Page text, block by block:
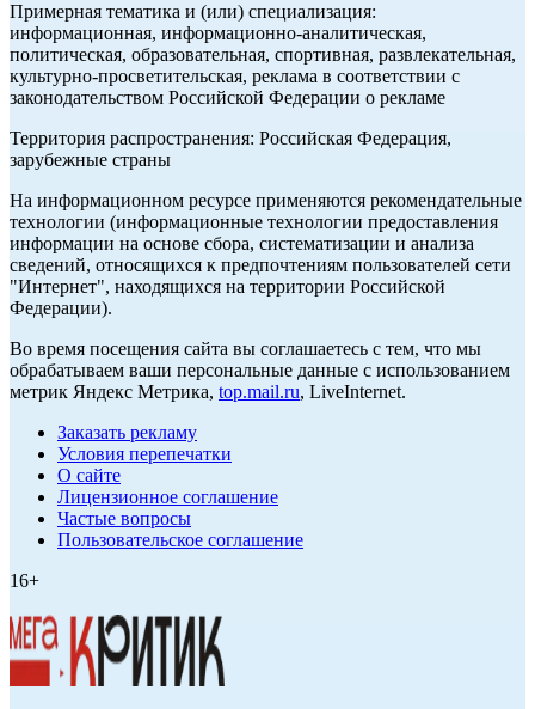
Примерная тематика и (или) специализация:
информационная, информационно-аналитическая,
политическая, образовательная, спортивная, развлекательная,
культурно-просветительская, реклама в соответствии с
законодательством Российской Федерации о рекламе
Территория распространения: Российская Федерация,
зарубежные страны
На информационном ресурсе применяются рекомендательные
технологии (информационные технологии предоставления
информации на основе сбора, систематизации и анализа
сведений, относящихся к предпочтениям пользователей сети
"Интернет", находящихся на территории Российской
Федерации).
Во время посещения сайта вы соглашаетесь с тем, что мы
обрабатываем ваши персональные данные с использованием
метрик Яндекс Метрика, top.mail.ru, LiveInternet.
Заказать рекламу
Условия перепечатки
О сайте
Лицензионное соглашение
Частые вопросы
Пользовательское соглашение
16+